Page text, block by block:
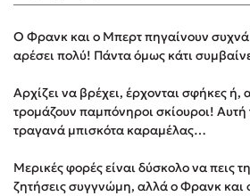
Δημοφιλείς Συγγραφείς
Φυστίκι ΠουΚυλάει
Παύλος Καστανάς
El Sombrero
Στέφανος Ξενάκης
Sebastian Fitzek
Ο Φρανκ και ο Μπερτ πηγαίνουν συχνά
αρέσει πολύ! Πάντα όμως κάτι
Αρχίζει να βρέχει, έρχονται σφήκες ή,
τρομάζουν παμπόνηροι σκίουροι!
τραγανά μπισκότα καραμέλας…
Μερικές φορές είναι δύσκολο να πεις
ζητήσεις συγγνώμη, αλλά ο Φρανκ και